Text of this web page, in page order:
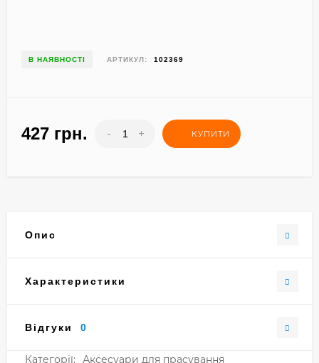
В НАЯВНОСТІ АРТИКУЛ: 102369
427 грн. - + КУПИТИ
Опис
Характеристики
Відгуки 0
Категорії:
Аксесуари для прасування